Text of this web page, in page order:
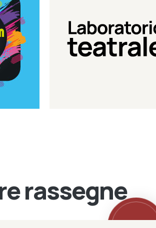
Laboratorio di teatro del
Teatro Eduardo de Filippo
rassegne